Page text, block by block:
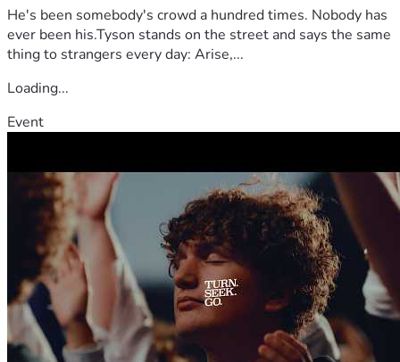
He's been somebody's crowd a hundred times. Nobody has
ever been his.Tyson stands on the street and says the same
thing to strangers every day: Arise,...
Loading...
Event